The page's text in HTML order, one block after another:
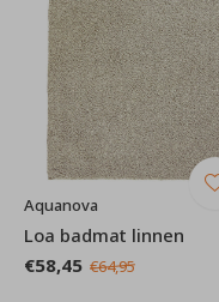
Aquanova
Loa badmat linnen
€58,45 €64,95